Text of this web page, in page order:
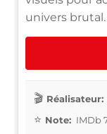
univers brutal.
Réalisateur:
Note: IMDb